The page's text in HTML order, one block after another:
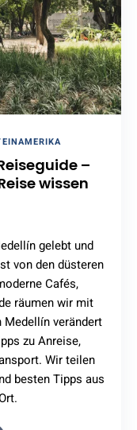
–
wissen
gelebt und
von den düsteren
Cafés,
räumen wir mit
verändert
zu Anreise,
Wir teilen
besten Tipps aus